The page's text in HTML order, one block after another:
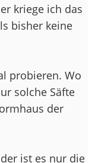
kriege ich das
bisher keine
probieren. Wo
solche Säfte
der
ist es nur die